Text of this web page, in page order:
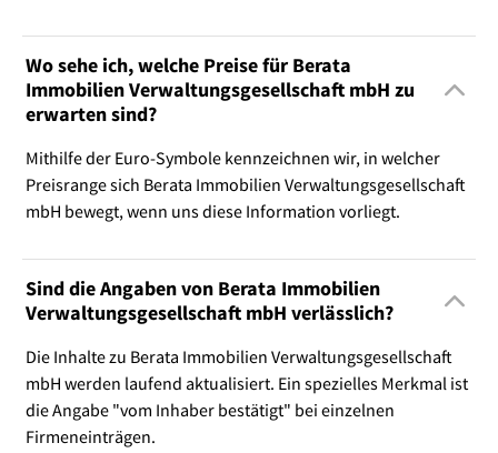
Wo sehe ich, welche Preise für Berata
Immobilien Verwaltungsgesellschaft mbH zu
erwarten sind?
Mithilfe der Euro-Symbole kennzeichnen wir, in welcher
Preisrange sich Berata Immobilien Verwaltungsgesellschaft
mbH bewegt, wenn uns diese Information vorliegt.
Sind die Angaben von Berata Immobilien
Verwaltungsgesellschaft mbH verlässlich?
Die Inhalte zu Berata Immobilien Verwaltungsgesellschaft
mbH werden laufend aktualisiert. Ein spezielles Merkmal ist
die Angabe "vom Inhaber bestätigt" bei einzelnen
Firmeneinträgen.